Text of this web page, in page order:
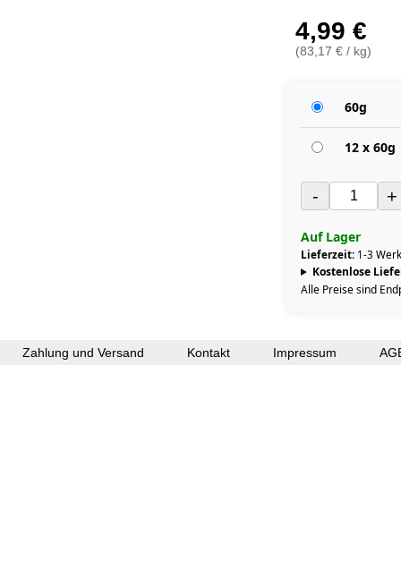
4,99 €
(83,17 € / kg)
60g
12 x 60g
- +
Auf Lager
Lieferzeit: 1-3
Kostenlose
Alle Preise sind
Zahlung und Versand Kontakt Impressum